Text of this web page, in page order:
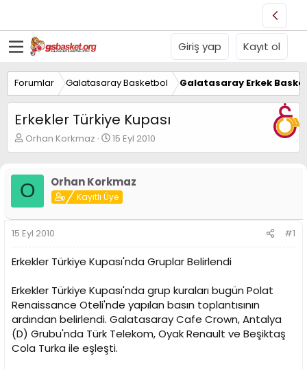
Giriş yap Kayıt ol
Forumlar Galatasaray Basketbol Galatasaray Erkek
Erkekler Türkiye Kupası
K
o
u
y
u
B
a
ş
l
a
a
n
Orhan Korkmaz
B
a
a
n
ı
t
a
i
h
i
15 Eyl 2010
O Orhan Korkmaz
Kayıtlı Üye
15 Eyl 2010 #1
Erkekler Türkiye Kupası'nda Gruplar Belirlendi
Erkekler Türkiye Kupası'nda grup kuraları bugün Polat
Renaissance Oteli'nde yapılan basın toplantısının
ardından belirlendi. Galatasaray Cafe Crown, Antalya
(D) Grubu'nda Türk Telekom, Oyak Renault ve Beşiktaş
Cola Turka ile eşleşti.